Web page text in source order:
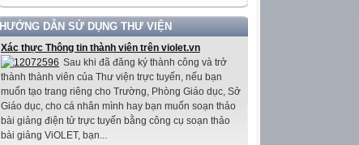
HƯỚNG DẪN SỬ DỤNG THƯ VIỆN
Xác thực Thông tin thành viên trên violet.vn
Sau khi đã đăng ký thành công và trở
thành thành viên của Thư viện trực tuyến, nếu bạn
muốn tạo trang riêng cho Trường, Phòng Giáo dục, Sở
Giáo dục, cho cá nhân mình hay bạn muốn soạn thảo
bài giảng điện tử trực tuyến bằng công cụ soạn thảo
bài giảng ViOLET, bạn...